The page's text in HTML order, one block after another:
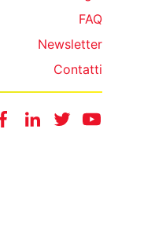
FAQ
Newsletter
Contatti
FacebookInstagram
Twitter